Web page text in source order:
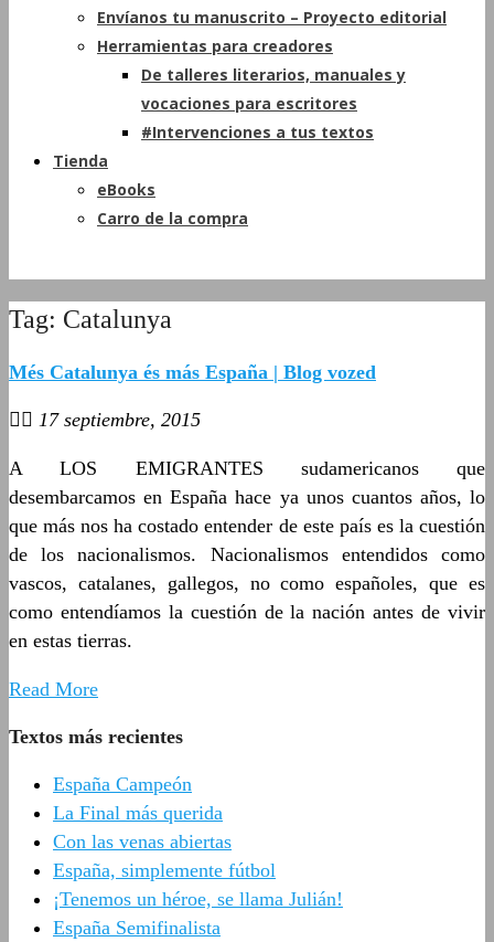
Envíanos tu manuscrito – Proyecto editorial
Herramientas para creadores
De talleres literarios, manuales y
vocaciones para escritores
#Intervenciones a tus textos
Tienda
eBooks
Carro de la compra
Tag: Catalunya
Més Catalunya és más España | Blog vozed
17 septiembre, 2015
A LOS EMIGRANTES sudamericanos que
desembarcamos en España hace ya unos cuantos años, lo
que más nos ha costado entender de este país es la cuestión
de los nacionalismos. Nacionalismos entendidos como
vascos, catalanes, gallegos, no como españoles, que es
como entendíamos la cuestión de la nación antes de vivir
en estas tierras.
Read More
Textos más recientes
España Campeón
La Final más querida
Con las venas abiertas
España, simplemente fútbol
¡Tenemos un héroe, se llama Julián!
España Semifinalista